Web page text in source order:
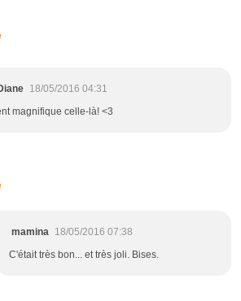
18/05/2016 04:31
magnifique celle-là! <3
mamina
18/05/2016 07:38
C'était très bon... et très joli. Bises.